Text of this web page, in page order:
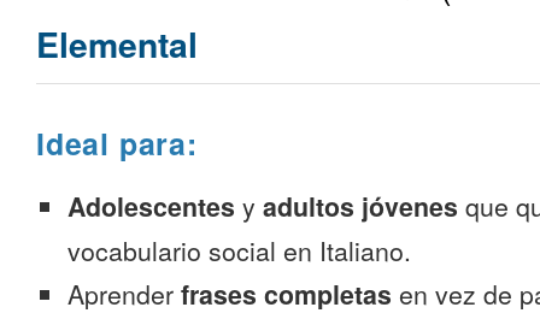
Elemental
Ideal para:
Adolescentes y adultos jóvenes que
vocabulario social en Italiano.
Aprender frases completas en vez de